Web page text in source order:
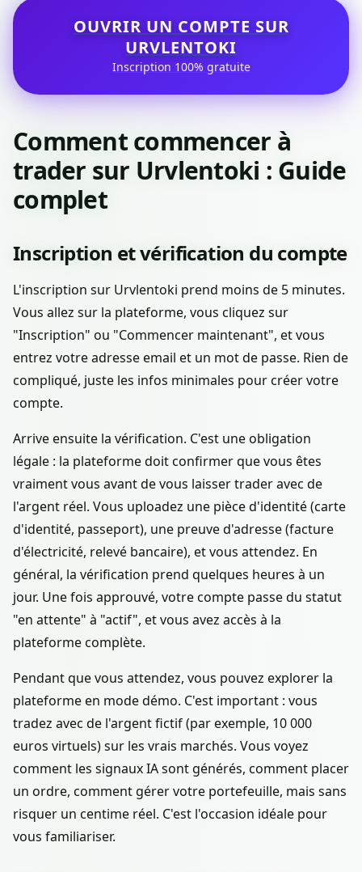
OUVRIR UN COMPTE SUR
URVLENTOKI
Inscription 100% gratuite
Comment commencer à
trader sur Urvlentoki : Guide
complet
Inscription et vérification du compte
L'inscription sur Urvlentoki prend moins de 5 minutes.
Vous allez sur la plateforme, vous cliquez sur
"Inscription" ou "Commencer maintenant", et vous
entrez votre adresse email et un mot de passe. Rien de
compliqué, juste les infos minimales pour créer votre
compte.
Arrive ensuite la vérification. C'est une obligation
légale : la plateforme doit confirmer que vous êtes
vraiment vous avant de vous laisser trader avec de
l'argent réel. Vous uploadez une pièce d'identité (carte
d'identité, passeport), une preuve d'adresse (facture
d'électricité, relevé bancaire), et vous attendez. En
général, la vérification prend quelques heures à un
jour. Une fois approuvé, votre compte passe du statut
"en attente" à "actif", et vous avez accès à la
plateforme complète.
Pendant que vous attendez, vous pouvez explorer la
plateforme en mode démo. C'est important : vous
tradez avec de l'argent fictif (par exemple, 10 000
euros virtuels) sur les vrais marchés. Vous voyez
comment les signaux IA sont générés, comment placer
un ordre, comment gérer votre portefeuille, mais sans
risquer un centime réel. C'est l'occasion idéale pour
vous familiariser.